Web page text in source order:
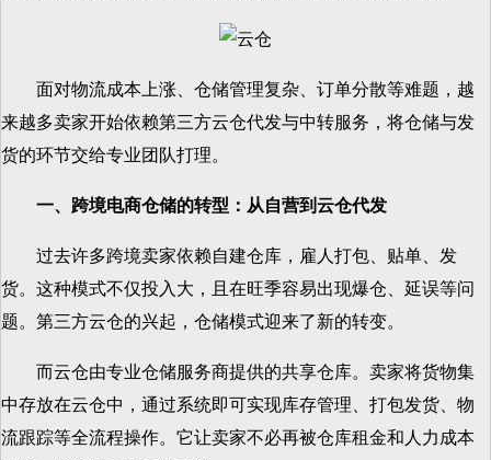
面对物流成本上涨、仓储管理复杂、订单分散等难题，越
来越多卖家开始依赖第三方云仓代发与中转服务，将仓储与发
货的环节交给专业团队打理。
一、跨境电商仓储的转型：从自营到云仓代发
过去许多跨境卖家依赖自建仓库，雇人打包、贴单、发
货。这种模式不仅投入大，且在旺季容易出现爆仓、延误等问
题。第三方云仓的兴起，仓储模式迎来了新的转变。
而云仓由专业仓储服务商提供的共享仓库。卖家将货物集
中存放在云仓中，通过系统即可实现库存管理、打包发货、物
流跟踪等全流程操作。它让卖家不必再被仓库租金和人力成本